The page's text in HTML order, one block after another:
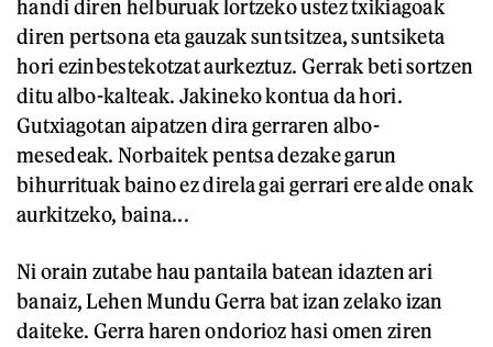
handi diren helburuak lortzeko ustez txikiagoak
diren pertsona eta gauzak suntsitzea, suntsiketa
hori ezinbestekotzat aurkeztuz. Gerrak beti sortzen
ditu albo-kalteak. Jakineko kontua da hori.
Gutxiagotan aipatzen dira gerraren albo-
mesedeak. Norbaitek pentsa dezake garun
bihurrituak baino ez direla gai gerrari ere alde onak
aurkitzeko, baina...
Ni orain zutabe hau pantaila batean idazten ari
banaiz, Lehen Mundu Gerra bat izan zelako izan
daiteke. Gerra haren ondorioz hasi omen ziren